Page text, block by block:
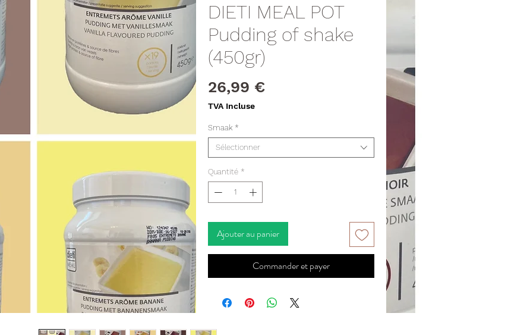
DIETI MEAL POT
Pudding of shake
(450gr)
26,99 €Prix
TVA Incluse
Smaak *
Sélectionner
Quantité *
Ajouter au panier
Commander et payer